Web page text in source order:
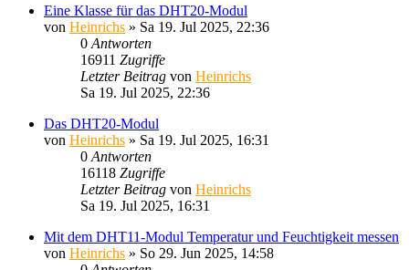
Eine Klasse für das DHT20-Modul
von Heinrichs » Sa 19. Jul 2025, 22:36
0 Antworten
16911 Zugriffe
Letzter Beitrag von Heinrichs
Sa 19. Jul 2025, 22:36
Das DHT20-Modul
von Heinrichs » Sa 19. Jul 2025, 16:31
0 Antworten
16118 Zugriffe
Letzter Beitrag von Heinrichs
Sa 19. Jul 2025, 16:31
Mit dem DHT11-Modul Temperatur und Feuchtigkeit messen
von Heinrichs » So 29. Jun 2025, 14:58